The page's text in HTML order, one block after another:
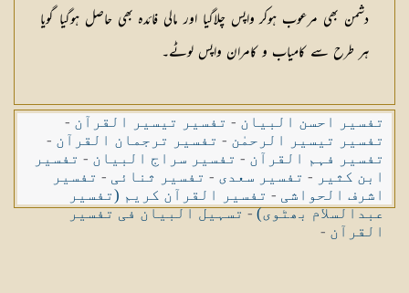
دشمن بھی مرعوب ہوکر واپس چلاگیا اور مالی فائدہ بھی حاصل ہوگیا گویا
ہر طرح سے کامیاب و کامران واپس لوٹے۔
تفسیر احسن البیان - تفسیر تیسیر القرآن -
تفسیر تیسیر الرحمٰن - تفسیر ترجمان القرآن -
تفسیر فہم القرآن - تفسیر سراج البیان - تفسیر
ابن کثیر - تفسیر سعدی - تفسیر ثنائی - تفسیر
اشرف الحواشی - تفسیر القرآن کریم (تفسیر
عبدالسلام بھٹوی)-تسہیل البیان فی تفسیر
القرآن -